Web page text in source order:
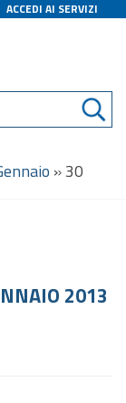
ACCEDI AI SERVIZI
»30
2013